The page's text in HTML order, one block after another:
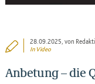
28.09.2025, von
In Video
Anbetung – die